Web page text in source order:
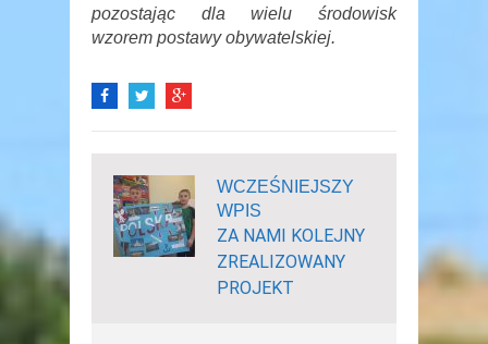
pozostając dla wielu środowisk
wzorem postawy obywatelskiej.
WCZEŚNIEJSZY
WPIS
ZA NAMI KOLEJNY
ZREALIZOWANY
PROJEKT